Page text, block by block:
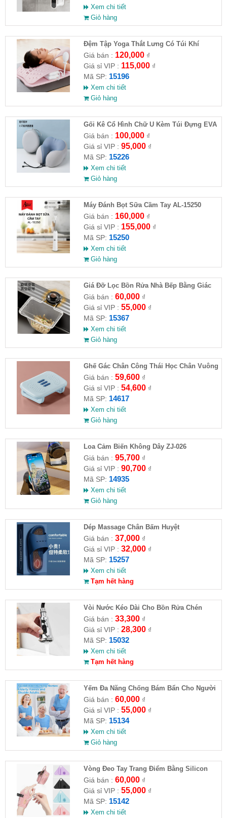
Xem chi tiết
Giỏ hàng
Đệm Tập Yoga Thắt Lưng Có Túi Khí
Giá bán : 120,000₫
Giá sỉ VIP : 115,000₫
Mã SP: 15196
Xem chi tiết
Giỏ hàng
Gối Kê Cổ Hình Chữ U Kèm Túi Đựng EVA
Giá bán : 100,000₫
Giá sỉ VIP : 95,000₫
Mã SP: 15226
Xem chi tiết
Giỏ hàng
Máy Đánh Bọt Sữa Cầm Tay AL-15250
Giá bán : 160,000₫
Giá sỉ VIP : 155,000₫
Mã SP: 15250
Xem chi tiết
Giỏ hàng
Giá Đỡ Lọc Bồn Rửa Nhà Bếp Bằng Giác
Hút (Kèm 50 Túi Lọc)
Giá bán : 60,000₫
Giá sỉ VIP : 55,000₫
Mã SP: 15367
Xem chi tiết
Giỏ hàng
Ghế Gác Chân Công Thái Học Chân Vuông
Giá bán : 59,600₫
Giá sỉ VIP : 54,600₫
Mã SP: 14617
Xem chi tiết
Giỏ hàng
Loa Cảm Biến Không Dây ZJ-026
Giá bán : 95,700₫
Giá sỉ VIP : 90,700₫
Mã SP: 14935
Xem chi tiết
Giỏ hàng
Dép Massage Chân Bấm Huyệt
Giá bán : 37,000₫
Giá sỉ VIP : 32,000₫
Mã SP: 15257
Xem chi tiết
Tạm hết hàng
Vòi Nước Kéo Dài Cho Bồn Rửa Chén
Giá bán : 33,300₫
Giá sỉ VIP : 28,300₫
Mã SP: 15032
Xem chi tiết
Tạm hết hàng
Yếm Đa Năng Chống Bám Bẩn Cho Người
Cao Tuổi
Giá bán : 60,000₫
Giá sỉ VIP : 55,000₫
Mã SP: 15134
Xem chi tiết
Giỏ hàng
Vòng Đeo Tay Trang Điểm Bằng Silicon
Giá bán : 60,000₫
Giá sỉ VIP : 55,000₫
Mã SP: 15142
Xem chi tiết